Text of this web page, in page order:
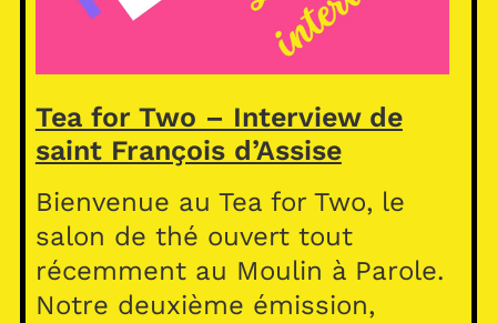
Tea for Two – Interview de
saint François d’Assise
Bienvenue au Tea for Two, le
salon de thé ouvert tout
récemment au Moulin à Parole.
Notre deuxième émission,